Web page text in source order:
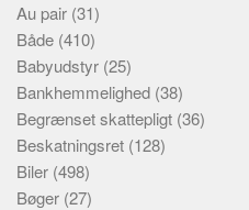
Au pair (31)
Både (410)
Babyudstyr (25)
Bankhemmelighed (38)
Begrænset skattepligt (36)
Beskatningsret (128)
Biler (498)
Bøger (27)